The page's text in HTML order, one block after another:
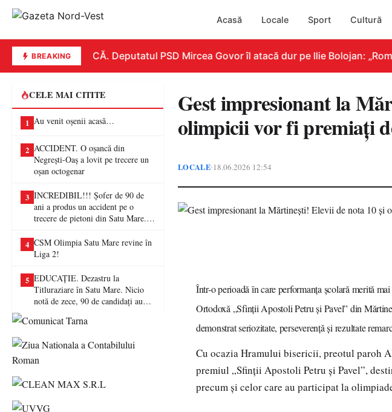
Acasă Locale Sport Cultură
BREAKINGREPLICĂ. Deputatul PSD Mircea Govor îl atacă dur pe Ilie Bolojan:
CELE MAI CITITE
1 Au venit oșenii acasă…
2 ACCIDENT. O oșancă din
Negrești-Oaș a lovit pe trecere un
oșan octogenar
3 INCREDIBIL!!! Șofer de 90 de
ani a produs un accident pe o
trecere de pietoni din Satu Mare. O
4 CSM Olimpia Satu Mare revine în
Liga 2!
5 EDUCAȚIE. Dezastru la
Titluraziare în Satu Mare. Nicio
notă de zece, 90 de candidați au
Gest impresionant la
olimpicii vor fi premiați
LOCALE•18.06.2026 12:54
Într-o perioadă în care performanța școlară merită
Ortodoxă „Sfinții Apostoli Petru și Pavel” din
demonstrat seriozitate, perseverență și rezultate
Cu ocazia Hramului bisericii, preotul paroh
premiul „Sfinții Apostoli Petru și Pavel”,
precum și celor care au participat la